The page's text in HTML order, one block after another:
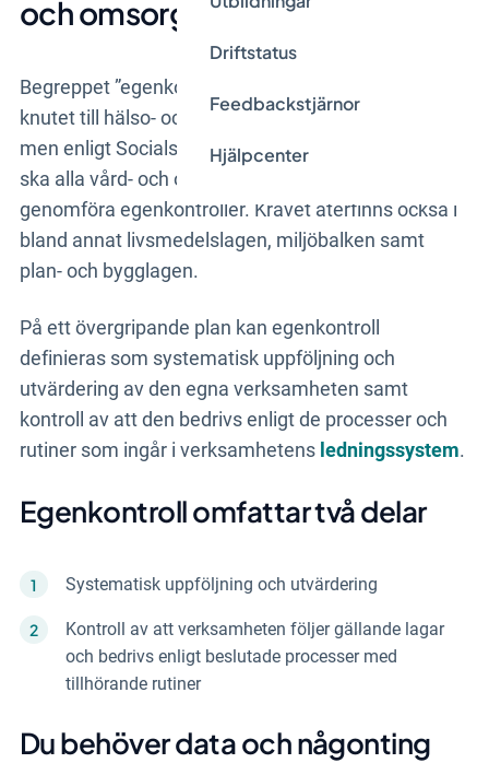
Driftstatus
Feedbackstjärnor
Hjälpcenter
och omsorgsgivare
Begreppet ”egenkontroll” är brett och inte specifikt
knutet till hälso- och sjukvård eller omsorgsarbete
men enligt Socialstyrelsens krav (föreskrift (2011:9)
ska alla vård- och omsorgsgivare i Sverige
genomföra egenkontroller. Kravet återfinns också i
bland annat livsmedelslagen, miljöbalken samt
plan- och bygglagen.
På ett övergripande plan kan egenkontroll
definieras som systematisk uppföljning och
utvärdering av den egna verksamheten samt
kontroll av att den bedrivs enligt de processer och
rutiner som ingår i verksamhetens ledningssystem.
Egenkontroll omfattar två delar
Systematisk uppföljning och utvärdering
Kontroll av att verksamheten följer gällande lagar
och bedrivs enligt beslutade processer med
tillhörande rutiner
Du behöver data och någonting